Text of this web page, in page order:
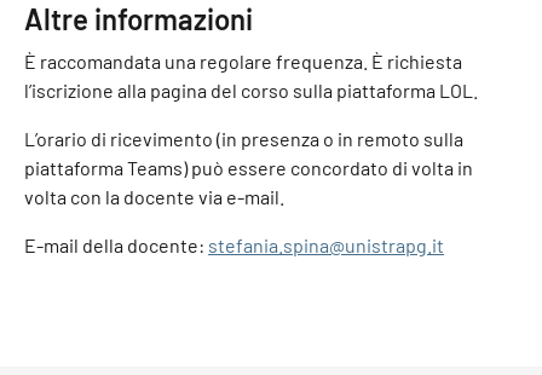
Altre informazioni
È raccomandata una regolare frequenza. È richiesta
l’iscrizione alla pagina del corso sulla piattaforma LOL.
L’orario di ricevimento (in presenza o in remoto sulla
piattaforma Teams) può essere concordato di volta in
volta con la docente via e-mail.
E-mail della docente: stefania.spina@unistrapg.it